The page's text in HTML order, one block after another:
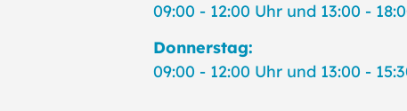
09:00 - 12:00 Uhr und 13:00 -
Donnerstag:
09:00 - 12:00 Uhr und 13:00 -